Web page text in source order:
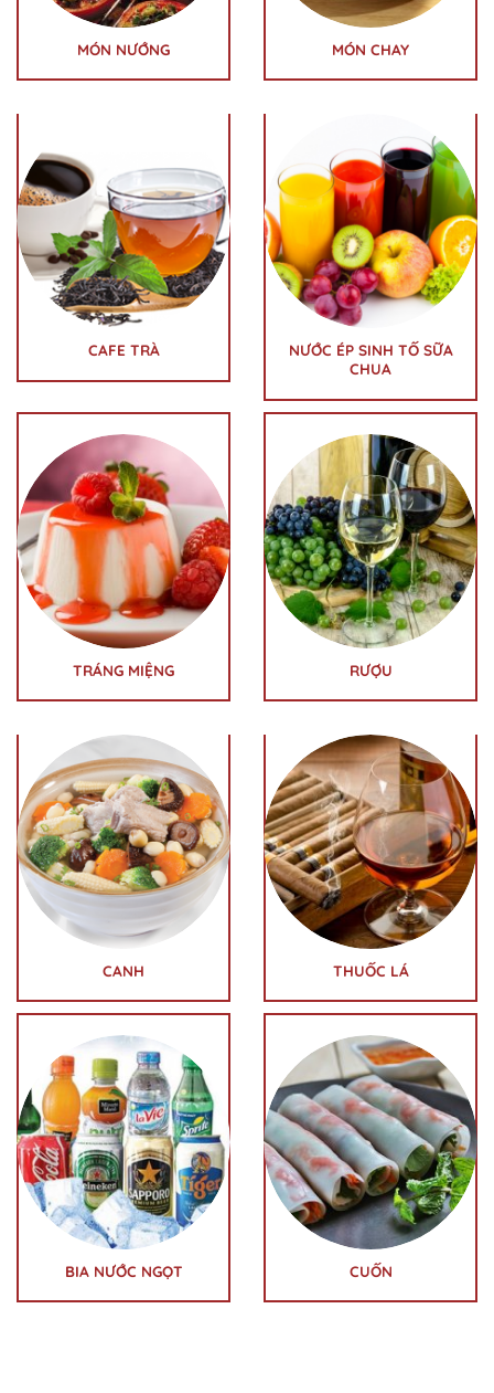
MÓN NƯỚNG MÓN CHAY
CAFE TRÀ
NƯỚC ÉP SINH TỐ SỮA
CHUA
TRÁNG MIỆNG RƯỢU
CANH THUỐC LÁ
BIA NƯỚC NGỌT CUỐN